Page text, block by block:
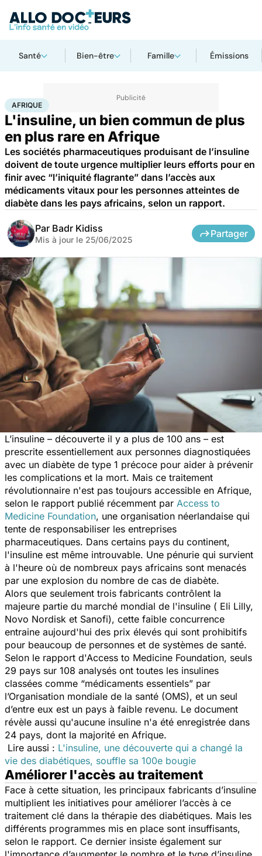
Santé Bien-être Famille Émissions
AccueilSanté
AFRIQUE
L'insuline, un bien commun de plus
en plus rare en Afrique
Les sociétés pharmaceutiques produisant de l’insuline
doivent de toute urgence multiplier leurs efforts pour en
finir avec “l’iniquité flagrante” dans l’accès aux
médicaments vitaux pour les personnes atteintes de
diabète dans les pays africains, selon un rapport.
Par Badr Kidiss
Mis à jour le 25/06/2025
Partager
L’insuline – découverte il y a plus de 100 ans – est
prescrite essentiellement aux personnes diagnostiquées
avec un diabète de type 1 précoce pour aider à prévenir
les complications et la mort. Mais ce traitement
révolutionnaire n'est pas toujours accessible en Afrique,
selon le rapport publié récemment par Access to
Medicine Foundation, une organisation néerlandaise qui
tente de responsabiliser les entreprises
pharmaceutiques. Dans certains pays du continent,
l'insuline est même introuvable. Une pénurie qui survient
à l'heure où de nombreux pays africains sont menacés
par une explosion du nombre de cas de diabète.
Alors que seulement trois fabricants contrôlent la
majeure partie du marché mondial de l'insuline ( Eli Lilly,
Novo Nordisk et Sanofi), cette faible concurrence
entraine aujourd'hui des prix élevés qui sont prohibitifs
pour beaucoup de personnes et de systèmes de santé.
Selon le rapport d'Access to Medicine Foundation, seuls
29 pays sur 108 analysés ont toutes les insulines
classées comme “médicaments essentiels” par
l’Organisation mondiale de la santé (OMS), et un seul
d’entre eux est un pays à faible revenu. Le document
révèle aussi qu'aucune insuline n'a été enregistrée dans
24 pays, dont la majorité en Afrique.
Lire aussi : L'insuline, une découverte qui a changé la
vie des diabétiques, souffle sa 100e bougie
Améliorer l'accès au traitement
Face à cette situation, les principaux fabricants d’insuline
multiplient les initiatives pour améliorer l’accès à ce
traitement clé dans la thérapie des diabétiques. Mais les
différents programmes mis en place sont insuffisants,
selon le rapport. Ce dernier insiste également sur